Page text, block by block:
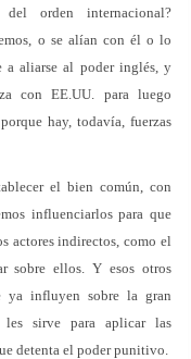
orden internacional?
o se alían con él o lo
a aliarse al poder inglés, y
con EE.UU. para luego
hay, todavía, fuerzas
el bien común, con
influenciarlos para que
actores indirectos, como el
sobre ellos. Y esos otros
ya influyen sobre la gran
les sirve para aplicar las
detenta el poder punitivo.